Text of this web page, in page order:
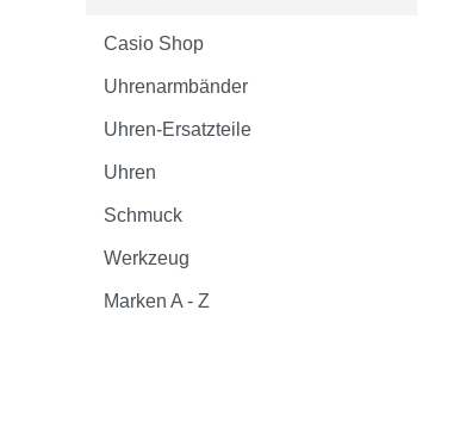
Casio Shop
Uhrenarmbänder
Uhren-Ersatzteile
Uhren
Schmuck
Werkzeug
Marken A - Z